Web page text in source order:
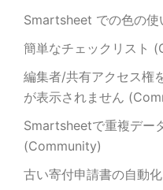
Smartsheet での色の使
簡単なチェックリスト
編集者/共有アクセス権
が表示されません
Smartsheetで重複デー
(Community)
古い寄付申請書の自動